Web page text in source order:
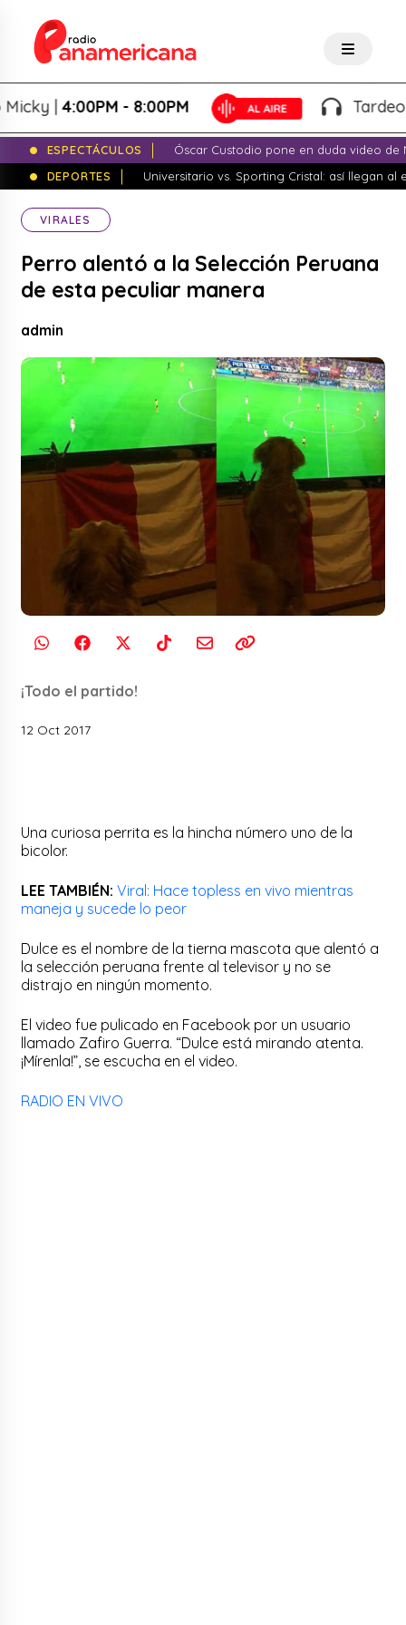
|4:00PM - 8:00PM Tardeo
ESPECTÁCULOS
Óscar Custodio pone en duda video de
DEPORTES
Universitario vs. Sporting Cristal: así llegan al
VIRALES
Perro alentó a la Selección Peruana
de esta peculiar manera
admin
¡Todo el partido!
12 Oct 2017
Una curiosa perrita es la hincha número uno de la
bicolor.
LEE TAMBIÉN: Viral: Hace topless en vivo mientras
maneja y sucede lo peor
Dulce es el nombre de la tierna mascota que alentó a
la selección peruana frente al televisor y no se
distrajo en ningún momento.
El video fue pulicado en Facebook por un usuario
llamado Zafiro Guerra. “Dulce está mirando atenta.
¡Mírenla!”, se escucha en el video.
RADIO EN VIVO